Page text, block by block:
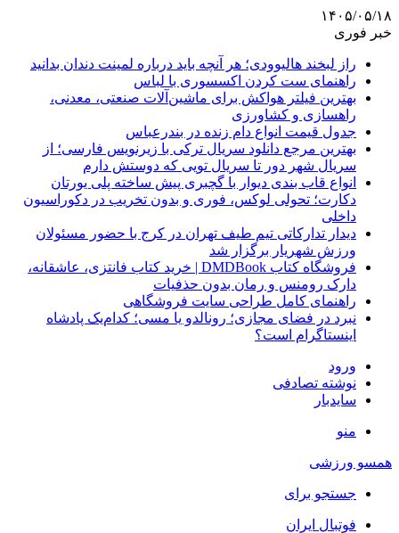
۱۴۰۵/۰۵/۱۸
خبر فوری
راز لبخند هالیوودی؛ هر آنچه باید درباره لمینت دندان بدانید
راهنمای ست کردن اکسسوری با لباس
بهترین فیلتر هواکش برای ماشین‌آلات صنعتی، معدنی،
راهسازی و کشاورزی
جدول قیمت انواع دام زنده در بندرعباس
بهترین مرجع دانلود سریال ترکی با زیرنویس فارسی؛ از
سریال شهر دور تا سریال تویی که دوستش دارم
انواع قاب بندی دیوار با گچبری پیش ساخته پلی یورتان
دکارت؛ تحولی لوکس، فوری و بدون تخریب در دکوراسیون
داخلی
دیدار تدارکاتی تیم طیف تهران در کرج با حضور مسئولان
ورزش شهریار برگزار شد
فروشگاه کتاب DMDBook | خرید کتاب فانتزی، عاشقانه،
دارک رومنس و رمان بدون حذفیات
راهنمای کامل طراحی سایت فروشگاهی
نبرد در فضای مجازی؛ رونالدو یا مسی؛ کدام‌یک پادشاه
اینستاگرام است؟
ورود
نوشته تصادفی
سایدبار
منو
همسو ورزشی
جستجو برای
فوتبال ایران